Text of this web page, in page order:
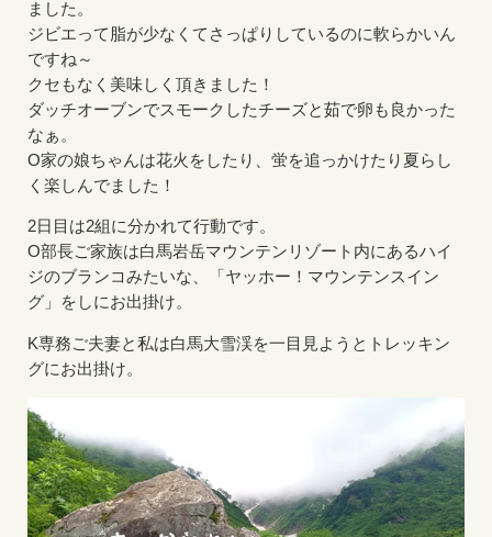
ました。
ジビエって脂が少なくてさっぱりしているのに軟らかいん
ですね～
クセもなく美味しく頂きました！
ダッチオーブンでスモークしたチーズと茹で卵も良かった
なぁ。
O家の娘ちゃんは花火をしたり、蛍を追っかけたり夏らし
く楽しんでました！
2日目は2組に分かれて行動です。
O部長ご家族は白馬岩岳マウンテンリゾート内にあるハイ
ジのブランコみたいな、「ヤッホー！マウンテンスイン
グ」をしにお出掛け。
K専務ご夫妻と私は白馬大雪渓を一目見ようとトレッキン
グにお出掛け。